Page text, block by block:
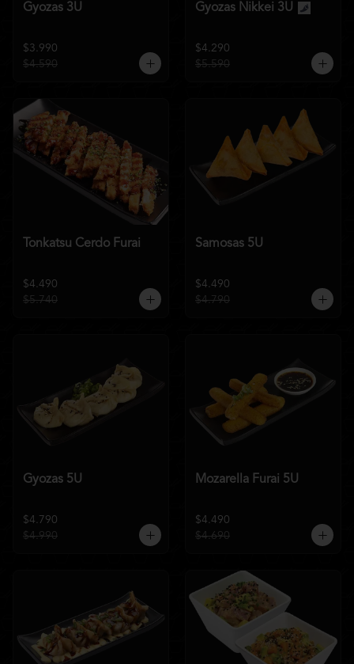
Gyozas 3U
$3.990
$4.590
Gyozas Nikkei 3U
$4.290
$5.590
Tonkatsu Cerdo Furai
$4.490
$5.740
Samosas 5U
$4.490
$4.790
Gyozas 5U
$4.790
$4.990
Mozarella Furai 5U
$4.490
$4.690